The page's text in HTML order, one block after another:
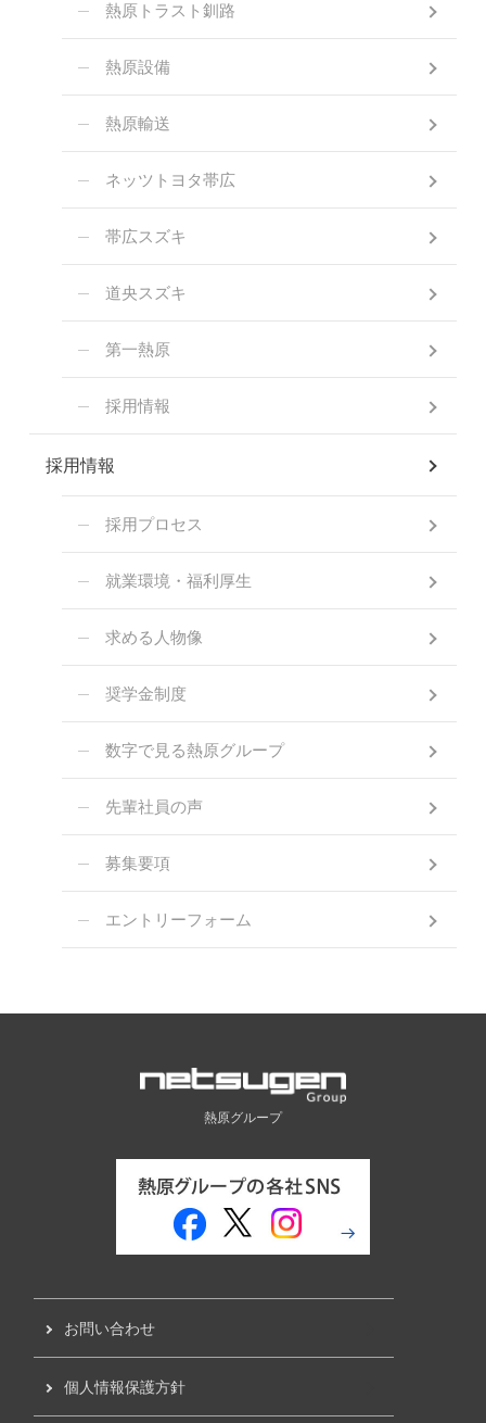
熱原トラスト釧路
熱原設備
熱原輸送
ネッツトヨタ帯広
帯広スズキ
道央スズキ
第一熱原
採用情報
採用情報
採用プロセス
就業環境・福利厚生
求める人物像
奨学金制度
数字で見る熱原グループ
先輩社員の声
募集要項
エントリーフォーム
熱原グループ
お問い合わせ
個人情報保護方針